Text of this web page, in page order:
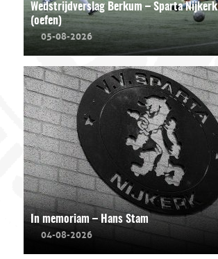
Wedstrijdverslag Berkum – Sparta Nijkerk
(oefen)
05-08-2026
In memoriam – Hans Stam
04-08-2026